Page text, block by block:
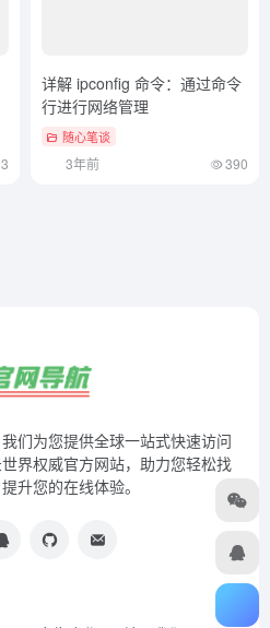
详解 ipconfig 命令：通过命令
行进行网络管理
随心笔谈
3年前 390
们为您提供全球一站式快速访问
界权威官方网站，助力您轻松找
升您的在线体验。